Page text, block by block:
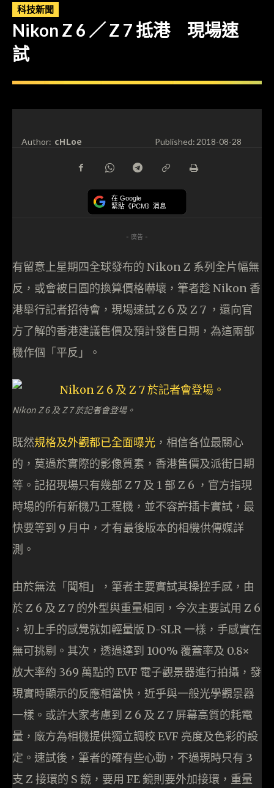
科技新聞
Nikon Z 6 ／ Z 7 抵港 現場速
試
Author: cHLoe Published:2018-08-28
在 Google
緊貼《PCM》消息
- 廣告 -
有留意上星期四全球發布的 Nikon Z 系列全片幅無
反，或會被日圓的換算價格嚇壞，筆者趁 Nikon 香
港舉行記者招待會，現場速試 Z 6 及 Z 7 ，還向官
方了解的香港建議售價及預計發售日期，為這兩部
機作個「平反」。
Nikon Z 6 及 Z 7 於記者會登場。
既然規格及外觀都已全面曝光 ，相信各位最關心
的，莫過於實際的影像質素，香港售價及派街日期
等。記招現場只有幾部 Z 7 及 1 部 Z 6 ，官方指現
時場的所有新機乃工程機，並不容許插卡實試，最
快要等到 9 月中，才有最後版本的相機供傳媒詳
測。
由於無法「聞相」，筆者主要實試其操控手感，由
於 Z 6 及 Z 7 的外型與重量相同，今次主要試用 Z 6
，初上手的感覺就如輕量版 D-SLR 一樣，手感實在
無可挑剔。其次，透過達到 100% 覆蓋率及 0.8×
放大率約 369 萬點的 EVF 電子觀景器進行拍攝，發
現實時顯示的反應相當快，近乎與一般光學觀景器
一樣。或許大家考慮到 Z 6 及 Z 7 屏幕高質的耗電
量，廠方為相機提供獨立調校 EVF 亮度及色彩的設
定。速試後，筆者的確有些心動，不過現時只有 3
支 Z 接環的 S 鏡，要用 FE 鏡則要外加接環，重量